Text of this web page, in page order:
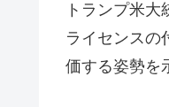
トランプ米
ライセンスの
価する姿勢を